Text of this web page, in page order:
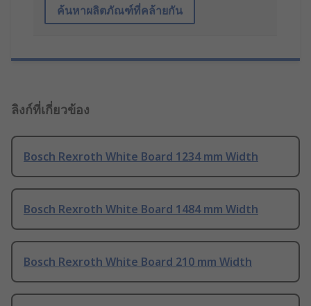
ค้นหาผลิตภัณฑ์ที่คล้ายกัน
ลิงก์ที่เกี่ยวข้อง
Bosch Rexroth White Board 1234 mm Width
Bosch Rexroth White Board 1484 mm Width
Bosch Rexroth White Board 210 mm Width